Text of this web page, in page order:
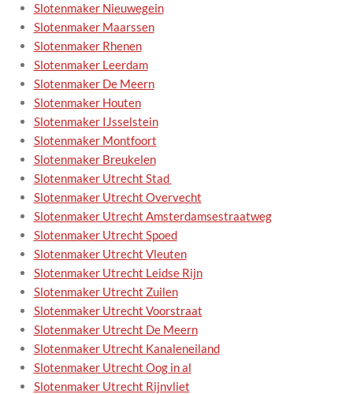
Slotenmaker Nieuwegein
Slotenmaker Maarssen
Slotenmaker Rhenen
Slotenmaker Leerdam
Slotenmaker De Meern
Slotenmaker Houten
Slotenmaker IJsselstein
Slotenmaker Montfoort
Slotenmaker Breukelen
Slotenmaker Utrecht Stad
Slotenmaker Utrecht Overvecht
Slotenmaker Utrecht Amsterdamsestraatweg
Slotenmaker Utrecht Spoed
Slotenmaker Utrecht Vleuten
Slotenmaker Utrecht Leidse Rijn
Slotenmaker Utrecht Zuilen
Slotenmaker Utrecht Voorstraat
Slotenmaker Utrecht De Meern
Slotenmaker Utrecht Kanaleneiland
Slotenmaker Utrecht Oog in al
Slotenmaker Utrecht Rijnvliet